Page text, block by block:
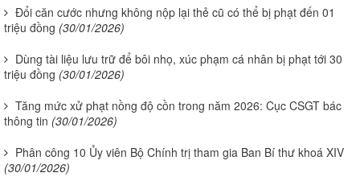
Đổi căn cước nhưng không nộp lại thẻ cũ có thể bị phạt đến 01
triệu đồng (30/01/2026)
Dùng tài liệu lưu trữ để bôi nhọ, xúc phạm cá nhân bị phạt tới 30
triệu đồng (30/01/2026)
Tăng mức xử phạt nồng độ cồn trong năm 2026: Cục CSGT bác
thông tin (30/01/2026)
Phân công 10 Ủy viên Bộ Chính trị tham gia Ban Bí thư khoá XIV
(30/01/2026)